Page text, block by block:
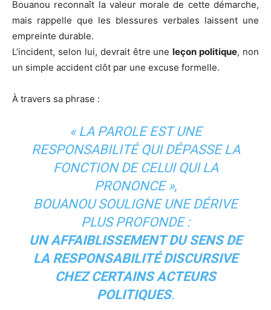
Bouanou reconnaît la valeur morale de cette démarche,
mais rappelle que les blessures verbales laissent une
empreinte durable.
L’incident, selon lui, devrait être uneleçon politique, non
un simple accident clôt par une excuse formelle.
À travers sa phrase :
« LA PAROLE EST UNE
RESPONSABILITÉ QUI DÉPASSE LA
FONCTION DE CELUI QUI LA
PRONONCE »,
BOUANOU SOULIGNE UNE DÉRIVE
PLUS PROFONDE :
UN AFFAIBLISSEMENT DU SENS DE
LA RESPONSABILITÉ DISCURSIVE
CHEZ CERTAINS ACTEURS
POLITIQUES.